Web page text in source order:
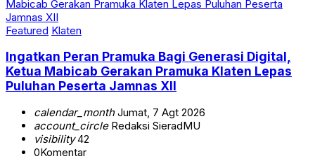
Featured Klaten
Ingatkan Peran Pramuka Bagi Generasi Digital,
Ketua Mabicab Gerakan Pramuka Klaten Lepas
Puluhan Peserta Jamnas XII
calendar_monthJumat, 7 Agt 2026
account_circleRedaksi SieradMU
visibility42
0Komentar